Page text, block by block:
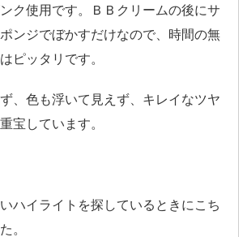
ク使用です。ＢＢクリームの後にサ
ンジでぼかすだけなので、時間の無
ピッタリです。
、色も浮いて見えず、キレイなツヤ
宝しています。
ハイライトを探しているときにこち
。